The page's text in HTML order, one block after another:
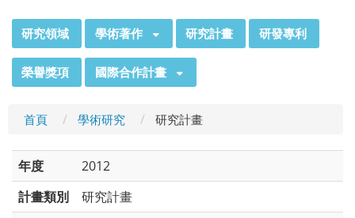
研究領域 學術著作 研究計畫 研發專利
榮譽獎項 國際合作計畫
首頁 學術研究 研究計畫
年度
2012
計畫類別
研究計畫